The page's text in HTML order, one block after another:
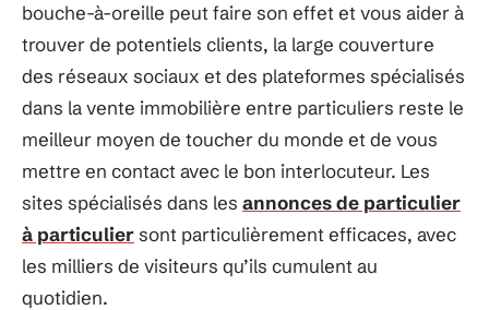
bouche-à-oreille peut faire son effet et vous aider à
trouver de potentiels clients, la large couverture
des réseaux sociaux et des plateformes spécialisés
dans la vente immobilière entre particuliers reste le
meilleur moyen de toucher du monde et de vous
mettre en contact avec le bon interlocuteur. Les
sites spécialisés dans les annonces de particulier
à particuliersont particulièrement efficaces, avec
les milliers de visiteurs qu’ils cumulent au
quotidien.